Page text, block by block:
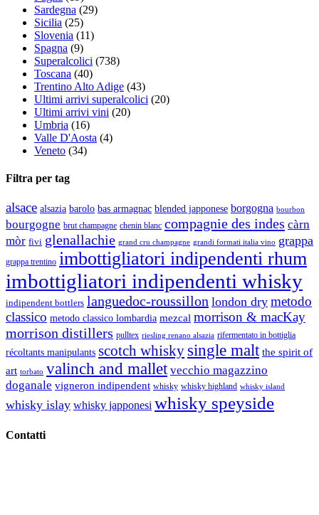
Sardegna (29)
Sicilia (25)
Slovenia (11)
Spagna (9)
Superalcolici (738)
Toscana (40)
Trentino Alto Adige (43)
Ultimi arrivi superalcolici (20)
Ultimi arrivi vini (20)
Umbria (16)
Valle D'Aosta (4)
Veneto (34)
Filtra per tag
alsace alsazia barolo bas armagnac blended japponese borgogna bourbon
bourgogne brut champagne chenin blanc compagnie des indes càrn
mòr fivi glenallachie grand cru champagne grandi formati italia vino grappa
grappa trentino imbottigliatori indipendenti rhum
imbottigliatori indipendenti whisky
indipendent bottlers languedoc-roussillon london dry metodo
classico metodo classico lombardia mezcal morrison & macKay
morrison distillers pulltex riesling renano alsazia rifermentato in bottiglia
récoltants manipulants scotch whisky single malt the spirit of
art torbato valinch and mallet vecchio magazzino
doganale vigneron indipendent whisky whisky highland whisky island
whisky islay whisky japponesi whisky speyside
Contatti